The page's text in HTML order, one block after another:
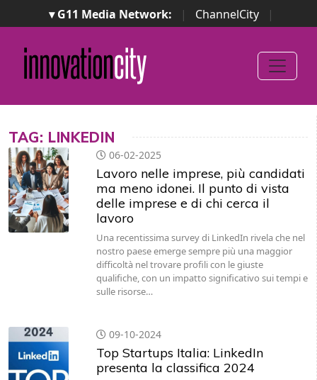
▾ G11 Media Network: | ChannelCity
|
ImpresaCity | SecurityOpenLab | Italian Channel
Awards
Italian Project Awards
Italian Security
Awards
TAG: LINKEDIN
06-02-2025
Lavoro nelle imprese, più candidati
ma meno idonei. Il punto di vista
delle imprese e di chi cerca il
lavoro
Una recentissima survey di LinkedIn rivela che nel
nostro paese emerge sempre più una maggior
difficoltà nel trovare profili con le giuste
qualifiche, con un impatto significativo sui tempi e
sulle risorse…
09-10-2024
Top Startups Italia: LinkedIn
presenta la classifica 2024